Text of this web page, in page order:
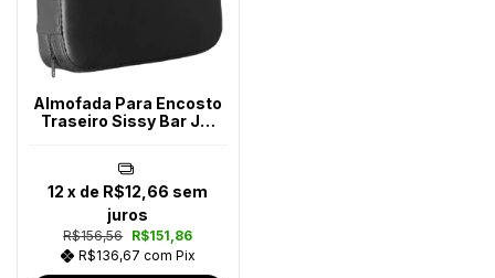
Almofada Para Encosto
Traseiro Sissy Bar JM
R$156,56 R$151,86
R$136,67 com Pix
12 x de R$12,66 sem
juros